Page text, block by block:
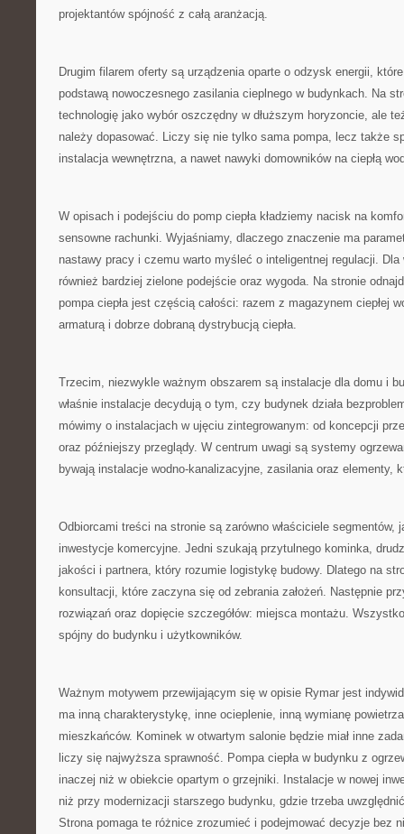
projektantów spójność z całą aranżacją.
Drugim filarem oferty są urządzenia oparte o odzysk energii,
podstawą nowoczesnego zasilania cieplnego w budynkach. Na
technologię jako wybór oszczędny w dłuższym horyzoncie, ale
należy dopasować. Liczy się nie tylko sama pompa, lecz także
instalacja wewnętrzna, a nawet nawyki domowników na ciepłą
W opisach i podejściu do pomp ciepła kładziemy nacisk na
sensowne rachunki. Wyjaśniamy, dlaczego znaczenie ma
nastawy pracy i czemu warto myśleć o inteligentnej regulacji.
również bardziej zielone podejście oraz wygoda. Na stronie
pompa ciepła jest częścią całości: razem z magazynem ciepłej
armaturą i dobrze dobraną dystrybucją ciepła.
Trzecim, niezwykle ważnym obszarem są instalacje dla domu i
właśnie instalacje decydują o tym, czy budynek działa
mówimy o instalacjach w ujęciu zintegrowanym: od koncepcji
oraz późniejszy przeglądy. W centrum uwagi są systemy
bywają instalacje wodno-kanalizacyjne, zasilania oraz elementy,
Odbiorcami treści na stronie są zarówno właściciele segmentów,
inwestycje komercyjne. Jedni szukają przytulnego kominka,
jakości i partnera, który rozumie logistykę budowy. Dlatego na
konsultacji, które zaczyna się od zebrania założeń. Następnie
rozwiązań oraz dopięcie szczegółów: miejsca montażu.
spójny do budynku i użytkowników.
Ważnym motywem przewijającym się w opisie Rymar jest
ma inną charakterystykę, inne ocieplenie, inną wymianę
mieszkańców. Kominek w otwartym salonie będzie miał inne
liczy się najwyższa sprawność. Pompa ciepła w budynku z
inaczej niż w obiekcie opartym o grzejniki. Instalacje w nowej
niż przy modernizacji starszego budynku, gdzie trzeba
Strona pomaga te różnice zrozumieć i podejmować decyzje bez